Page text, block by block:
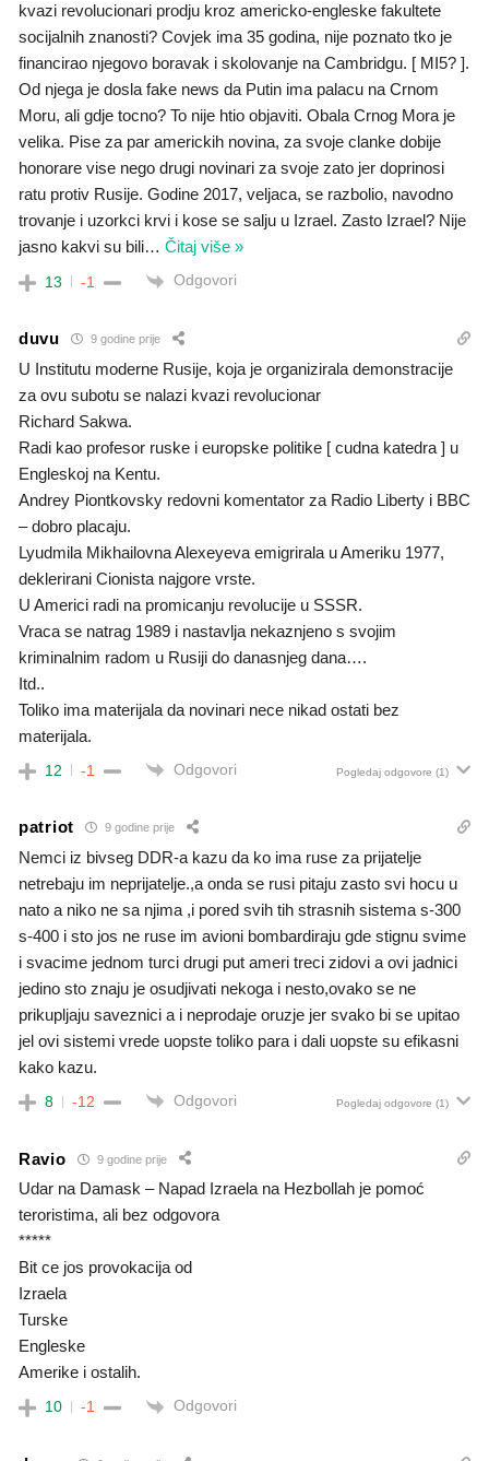
kvazi revolucionari prodju kroz americko-engleske fakultete
socijalnih znanosti? Covjek ima 35 godina, nije poznato tko je
financirao njegovo boravak i skolovanje na Cambridgu. [ MI5? ].
Od njega je dosla fake news da Putin ima palacu na Crnom
Moru, ali gdje tocno? To nije htio objaviti. Obala Crnog Mora je
velika. Pise za par americkih novina, za svoje clanke dobije
honorare vise nego drugi novinari za svoje zato jer doprinosi
ratu protiv Rusije. Godine 2017, veljaca, se razbolio, navodno
trovanje i uzorkci krvi i kose se salju u Izrael. Zasto Izrael? Nije
jasno kakvi su bili… Čitaj više »
13 -1 Odgovori
duvu 9 godine prije
U Institutu moderne Rusije, koja je organizirala demonstracije
za ovu subotu se nalazi kvazi revolucionar
Richard Sakwa.
Radi kao profesor ruske i europske politike [ cudna katedra ] u
Engleskoj na Kentu.
Andrey Piontkovsky redovni komentator za Radio Liberty i BBC
– dobro placaju.
Lyudmila Mikhailovna Alexeyeva emigrirala u Ameriku 1977,
deklerirani Cionista najgore vrste.
U Americi radi na promicanju revolucije u SSSR.
Vraca se natrag 1989 i nastavlja nekaznjeno s svojim
kriminalnim radom u Rusiji do danasnjeg dana….
Itd..
Toliko ima materijala da novinari nece nikad ostati bez
materijala.
12 -1 Odgovori Pogledaj odgovore (1)
patriot 9 godine prije
Nemci iz bivseg DDR-a kazu da ko ima ruse za prijatelje
netrebaju im neprijatelje.,a onda se rusi pitaju zasto svi hocu u
nato a niko ne sa njima ,i pored svih tih strasnih sistema s-300
s-400 i sto jos ne ruse im avioni bombardiraju gde stignu svime
i svacime jednom turci drugi put ameri treci zidovi a ovi jadnici
jedino sto znaju je osudjivati nekoga i nesto,ovako se ne
prikupljaju saveznici a i neprodaje oruzje jer svako bi se upitao
jel ovi sistemi vrede uopste toliko para i dali uopste su efikasni
kako kazu.
8 -12 Odgovori Pogledaj odgovore (1)
Ravio 9 godine prije
Udar na Damask – Napad Izraela na Hezbollah je pomoć
teroristima, ali bez odgovora
*****
Bit ce jos provokacija od
Izraela
Turske
Engleske
Amerike i ostalih.
10 -1 Odgovori